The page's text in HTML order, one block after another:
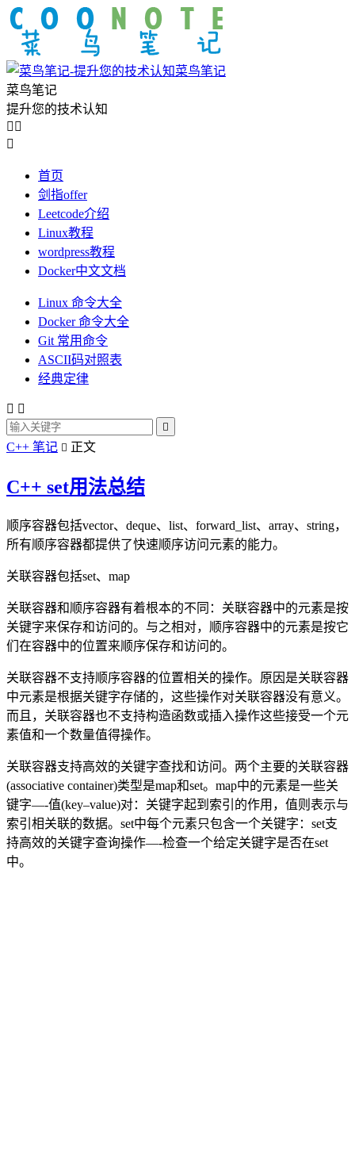
菜鸟笔记
菜鸟笔记
提升您的技术认知
 

首页
剑指offer
Leetcode介绍
Linux教程
wordpress教程
Docker中文文档
Linux 命令大全
Docker 命令大全
Git 常用命令
ASCII码对照表
经典定律
 

C++ 笔记  正文
C++ set用法总结
顺序容器包括vector、deque、list、forward_list、array、string，
所有顺序容器都提供了快速顺序访问元素的能力。
关联容器包括set、map
关联容器和顺序容器有着根本的不同：关联容器中的元素是按
关键字来保存和访问的。与之相对，顺序容器中的元素是按它
们在容器中的位置来顺序保存和访问的。
关联容器不支持顺序容器的位置相关的操作。原因是关联容器
中元素是根据关键字存储的，这些操作对关联容器没有意义。
而且，关联容器也不支持构造函数或插入操作这些接受一个元
素值和一个数量值得操作。
关联容器支持高效的关键字查找和访问。两个主要的关联容器
(associative container)类型是map和set。map中的元素是一些关
键字—-值(key–value)对：关键字起到索引的作用，值则表示与
索引相关联的数据。set中每个元素只包含一个关键字：set支
持高效的关键字查询操作—-检查一个给定关键字是否在set
中。